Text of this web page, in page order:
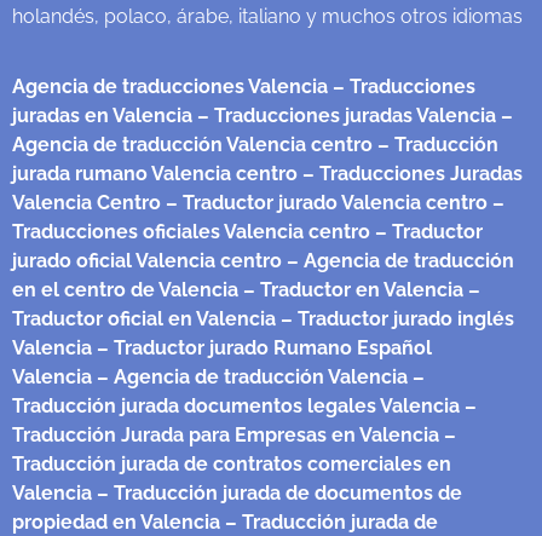
holandés, polaco, árabe, italiano y muchos otros idiomas
Agencia de traducciones Valencia – Traducciones
juradas en Valencia – Traducciones juradas Valencia –
Agencia de traducción Valencia centro – Traducción
jurada rumano Valencia centro – Traducciones Juradas
Valencia Centro – Traductor jurado Valencia centro –
Traducciones oficiales Valencia centro – Traductor
jurado oficial Valencia centro – Agencia de traducción
en el centro de Valencia – Traductor en Valencia –
Traductor oficial en Valencia – Traductor jurado inglés
Valencia – Traductor jurado Rumano Español
Valencia – Agencia de traducción Valencia –
Traducción jurada documentos legales Valencia –
Traducción Jurada para Empresas en Valencia –
Traducción jurada de contratos comerciales en
Valencia – Traducción jurada de documentos de
propiedad en Valencia – Traducción jurada de